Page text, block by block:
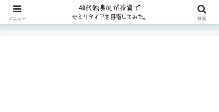
貯金ゼロから8年で資産5000万円、2023年に1億円を突破しました✨FP2級
取得＆コツコツ投資を実践中＞
メニュー 検索